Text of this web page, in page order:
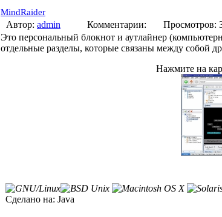
MindRaider
Автор: admin Комментарии:
Это персональный блокнот и аутлайнер
отдельные разделы, которые связаны между собой
Нажмите на
Сделано на: Java